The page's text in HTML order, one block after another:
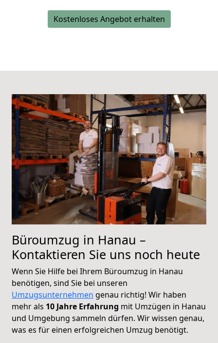
Kostenloses Angebot erhalten
Büroumzug in Hanau –
Kontaktieren Sie uns noch heute
Wenn Sie Hilfe bei Ihrem Büroumzug in Hanau
benötigen, sind Sie bei unseren
Umzugsunternehmen genau richtig! Wir haben
mehr als 10 Jahre Erfahrung mit Umzügen in Hanau
und Umgebung sammeln dürfen. Wirwissen genau,
was es für einen erfolgreichen Umzug benötigt.